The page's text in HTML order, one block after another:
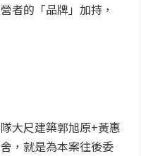
者的「品牌」加持，
大尺建築郭旭原+黃惠
，就是為本案往後委